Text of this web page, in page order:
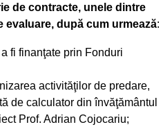
de contracte, unele dintre
evaluare, după cum urmează:
fi finanţate prin Fonduri
activităţilor de predare,
de calculator din învăţământul
Prof. Adrian Cojocariu;